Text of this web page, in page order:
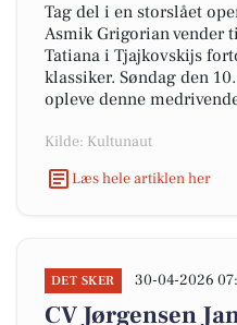
Tag del i en storslået
Asmik Grigorian vender
Tatiana i Tjajkovskijs
klassiker. Søndag den
opleve denne
Kilde: Kultunaut
Læs hele artiklen her
DET SKER 30-04-2026
CV Jørgensen